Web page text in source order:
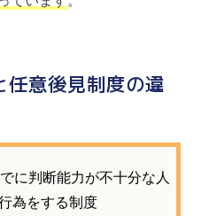
任意後見制度の違
に判断能力が不十分な人
為をする制度